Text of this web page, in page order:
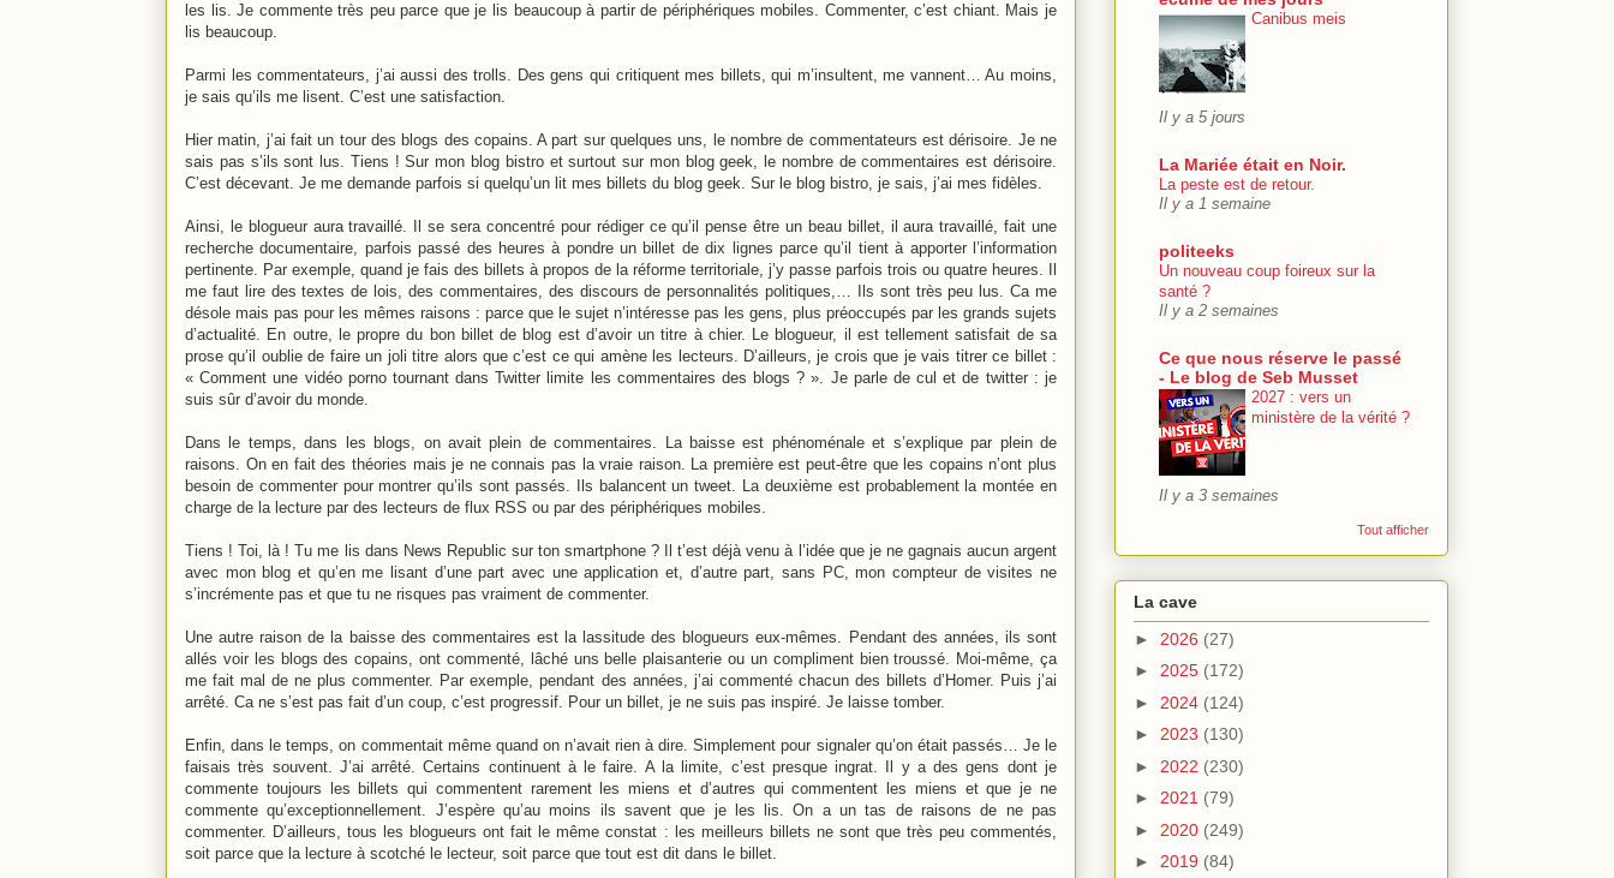
les lis. Je commente très peu parce que je lis beaucoup à partir de périphériques mobiles. Commenter, c’est chiant. Mais je
lis beaucoup.
Parmi les commentateurs, j’ai aussi des trolls. Des gens qui critiquent mes billets, qui m’insultent, me vannent… Au moins,
je sais qu’ils me lisent. C’est une satisfaction.
Hier matin, j’ai fait un tour des blogs des copains. A part sur quelques uns, le nombre de commentateurs est dérisoire. Je ne
sais pas s’ils sont lus. Tiens ! Sur mon blog bistro et surtout sur mon blog geek, le nombre de commentaires est dérisoire.
C’est décevant. Je me demande parfois si quelqu’un lit mes billets du blog geek. Sur le blog bistro, je sais, j’ai mes fidèles.
Ainsi, le blogueur aura travaillé. Il se sera concentré pour rédiger ce qu’il pense être un beau billet, il aura travaillé, fait une
recherche documentaire, parfois passé des heures à pondre un billet de dix lignes parce qu’il tient à apporter l’information
pertinente. Par exemple, quand je fais des billets à propos de la réforme territoriale, j’y passe parfois trois ou quatre heures. Il
me faut lire des textes de lois, des commentaires, des discours de personnalités politiques,… Ils sont très peu lus. Ca me
désole mais pas pour les mêmes raisons : parce que le sujet n’intéresse pas les gens, plus préoccupés par les grands sujets
d’actualité. En outre, le propre du bon billet de blog est d’avoir un titre à chier. Le blogueur, il est tellement satisfait de sa
prose qu’il oublie de faire un joli titre alors que c’est ce qui amène les lecteurs. D’ailleurs, je crois que je vais titrer ce billet :
« Comment une vidéo porno tournant dans Twitter limite les commentaires des blogs ? ». Je parle de cul et de twitter : je
suis sûr d’avoir du monde.
Dans le temps, dans les blogs, on avait plein de commentaires. La baisse est phénoménale et s’explique par plein de
raisons. On en fait des théories mais je ne connais pas la vraie raison. La première est peut-être que les copains n’ont plus
besoin de commenter pour montrer qu’ils sont passés. Ils balancent un tweet. La deuxième est probablement la montée en
charge de la lecture par des lecteurs de flux RSS ou par des périphériques mobiles.
Tiens ! Toi, là ! Tu me lis dans News Republic sur ton smartphone ? Il t’est déjà venu à l’idée que je ne gagnais aucun argent
avec mon blog et qu’en me lisant d’une part avec une application et, d’autre part, sans PC, mon compteur de visites ne
s’incrémente pas et que tu ne risques pas vraiment de commenter.
Une autre raison de la baisse des commentaires est la lassitude des blogueurs eux-mêmes. Pendant des années, ils sont
allés voir les blogs des copains, ont commenté, lâché uns belle plaisanterie ou un compliment bien troussé. Moi-même, ça
me fait mal de ne plus commenter. Par exemple, pendant des années, j’ai commenté chacun des billets d’Homer. Puis j’ai
arrêté. Ca ne s’est pas fait d’un coup, c’est progressif. Pour un billet, je ne suis pas inspiré. Je laisse tomber.
Enfin, dans le temps, on commentait même quand on n’avait rien à dire. Simplement pour signaler qu’on était passés… Je le
faisais très souvent. J’ai arrêté. Certains continuent à le faire. A la limite, c’est presque ingrat. Il y a des gens dont je
commente toujours les billets qui commentent rarement les miens et d’autres qui commentent les miens et que je ne
commente qu’exceptionnellement. J’espère qu’au moins ils savent que je les lis. On a un tas de raisons de ne pas
commenter. D’ailleurs, tous les blogueurs ont fait le même constat : les meilleurs billets ne sont que très peu commentés,
soit parce que la lecture à scotché le lecteur, soit parce que tout est dit dans le billet.
Canibus meis
Il y a 5 jours
La Mariée était en Noir.
La peste est de retour.
Il y a 1 semaine
politeeks
Un nouveau coup foireux sur la
santé ?
Il y a 2 semaines
Ce que nous réserve le passé
- Le blog de Seb Musset
2027 : vers un
ministère de la vérité ?
Il y a 3 semaines
Tout afficher
La cave
► 2026 (27)
► 2025 (172)
► 2024 (124)
► 2023 (130)
► 2022 (230)
► 2021 (79)
► 2020 (249)
► 2019 (84)